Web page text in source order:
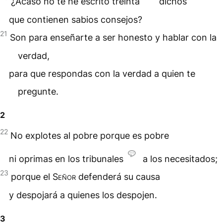
que contienen sabios consejos?
21 Son para enseñarte a ser honesto y hablar con la
verdad,
para que respondas con la verdad a quien te
pregunte.
2
22 No explotes al pobre porque es pobre
ni oprimas en los tribunales a los necesitados;
23 porque el Señor defenderá su causa
y despojará a quienes los despojen.
3